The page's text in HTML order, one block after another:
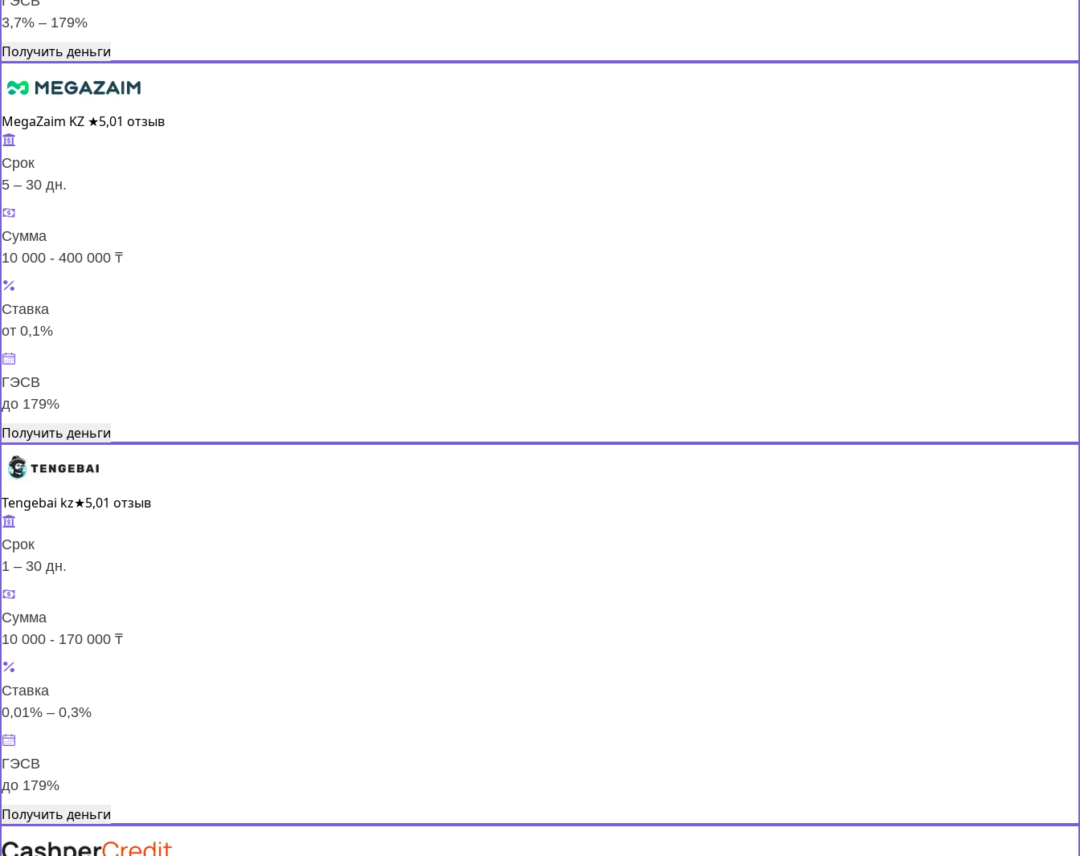
3,7% – 179%
Получить деньги
MegaZaim KZ ★5,01 отзыв
Срок
5 – 30 дн.
Сумма
10 000 - 400 000 ₸
Ставка
от 0,1%
ГЭСВ
до 179%
Получить деньги
Tengebai kz★5,01 отзыв
Срок
1 – 30 дн.
Сумма
10 000 - 170 000 ₸
Ставка
0,01% – 0,3%
ГЭСВ
до 179%
Получить деньги